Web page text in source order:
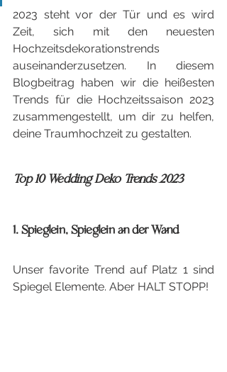
2023 steht vor der Tür und es wird
Zeit, sich mit den neuesten
Hochzeitsdekorationstrends
auseinanderzusetzen. In diesem
Blogbeitrag haben wir die heißesten
Trends für die Hochzeitssaison 2023
zusammengestellt, um dir zu helfen,
deine Traumhochzeit zu gestalten.
Top 10 Wedding Deko Trends 2023
1. Spieglein, Spieglein an der Wand
Unser favorite Trend auf Platz 1 sind
Spiegel Elemente. Aber HALT STOPP!